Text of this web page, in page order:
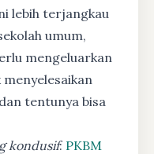
lebih terjangkau
umum,
mengeluarkan
tentunya bisa
kondusif: PKBM